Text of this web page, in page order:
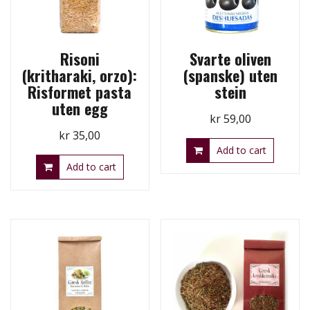
Risoni
(kritharaki, orzo):
Risformet pasta
uten egg
kr35,00
Add to cart
Svarte oliven
(spanske) uten
stein
kr59,00
Add to cart